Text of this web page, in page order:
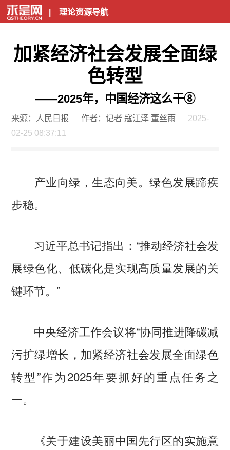
| 理论资源导航
加紧经济社会发展全面绿
色转型
——2025年，中国经济这么干⑧
来源：人民日报 作者：记者 寇江泽 董丝雨
2025-
02-25 08:37:11
产业向绿，生态向美。绿色发展蹄疾
步稳。
习近平总书记指出：“推动经济社会发
展绿色化、低碳化是实现高质量发展的关
键环节。”
中央经济工作会议将“协同推进降碳减
污扩绿增长，加紧经济社会发展全面绿色
转型”作为2025年要抓好的重点任务之
一。
《关于建设美丽中国先行区的实施意